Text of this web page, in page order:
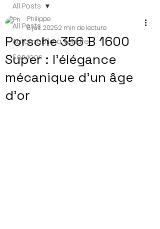
All Posts
Automobile à vendre
Services
All Posts
Porsche 356 B 1600
Super : l’élégance
mécanique d’un âge
d’or
Philippe
8 juil. 20252 min de lecture